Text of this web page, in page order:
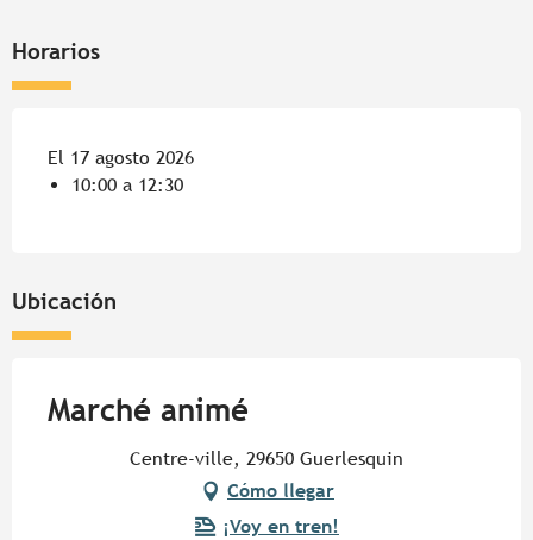
Horarios
El 17 agosto 2026
10:00 a 12:30
Ubicación
Marché animé
Centre-ville, 29650 Guerlesquin
Cómo llegar
¡Voy en tren!